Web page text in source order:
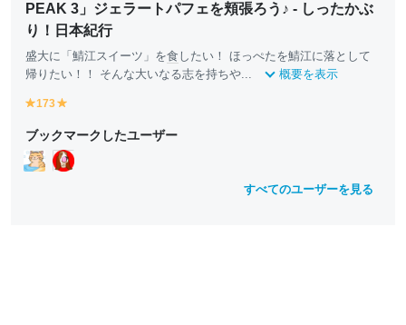
PEAK 3」ジェラートパフェを頬張ろう♪ - しったかぶ
り！日本紀行
盛大に「鯖江スイーツ」を食 したい！ ほっぺたを鯖江に落として
帰りたい！！ そんな大いなる志を持ちや...
概要を表示
y
ll
o
w
173
ll
o
w
ブックマークしたユーザー
すべてのユーザーを見る